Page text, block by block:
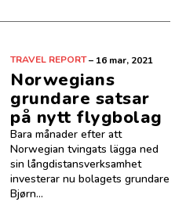
TRAVEL REPORT– 16 mar, 2021
Norwegians
grundare satsar
på nytt flygbolag
Bara månader efter att
Norwegian tvingats lägga ned
sin långdistansverksamhet
investerar nu bolagets grundare
Bjørn...